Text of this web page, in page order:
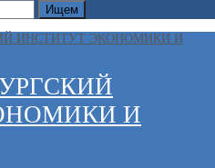
Ищем
И